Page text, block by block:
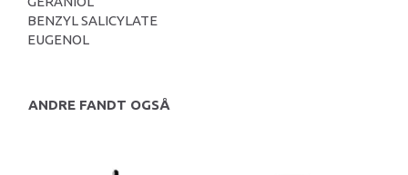
BENZYL SALICYLATE
EUGENOL
ANDRE FANDT OGSÅ